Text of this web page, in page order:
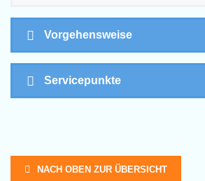
Vorgehensweise
Servicepunkte
NACH OBEN ZUR ÜBERSICHT